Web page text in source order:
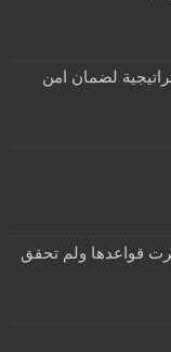
لضمان امن
قواعدها ولم تحقق